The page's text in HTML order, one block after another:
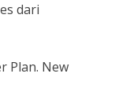
dari
Plan. New